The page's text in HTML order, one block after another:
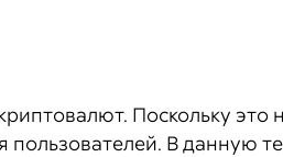
Поскольку это
В данную